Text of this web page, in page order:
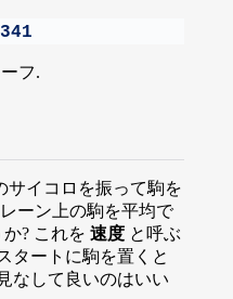
フ.
サイコロを振って駒を
ーン上の駒を平均で
? これを 速度と呼ぶ
タートに駒を置くと
なして良いのはいい